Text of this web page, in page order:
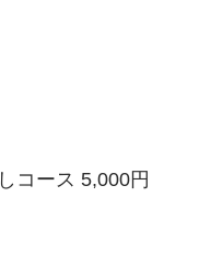
コース 5,000円